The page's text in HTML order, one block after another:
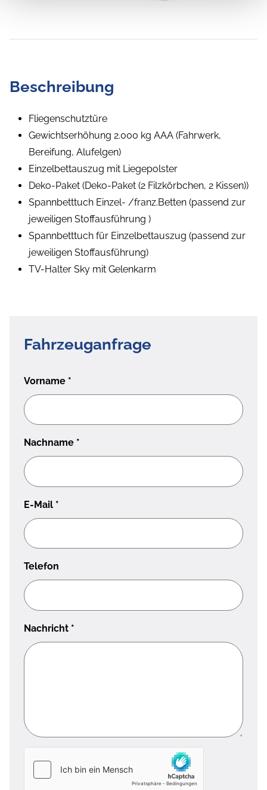
Beschreibung
Fliegenschutztüre
Gewichtserhöhung 2.000 kg AAA (Fahrwerk,
Bereifung, Alufelgen)
Einzelbettauszug mit Liegepolster
Deko-Paket (Deko-Paket (2 Filzkörbchen, 2 Kissen))
Spannbetttuch Einzel- /franz.Betten (passend zur
jeweiligen Stoffausführung )
Spannbetttuch für Einzelbettauszug (passend zur
jeweiligen Stoffausführung)
TV-Halter Sky mit Gelenkarm
Fahrzeuganfrage
Vorname *
Nachname *
E-Mail *
Telefon
Nachricht *